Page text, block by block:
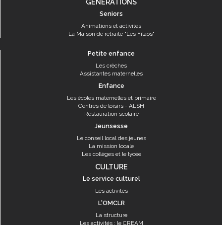
Seniors
Animations et activités
La Maison de retraite "Les Filaos"
Petite enfance
Les crèches
Assistantes maternelles
Enfance
Les écoles maternelles et primaire
Centres de loisirs - ALSH
Restauration scolaire
Jeunsesse
Le conseil local des jeunes
La mission locale
Les collèges et le lycée
CULTURE
Le service culturel
Les activités
L'OMCLR
La structure
Les activités : le CREAM